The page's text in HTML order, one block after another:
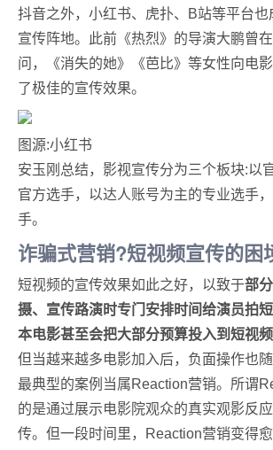
抖音之外，小红书、虎扑、B站等平台也
宣传阵地。此前《热烈》的导演大鹏曾
问，《消失的她》《芭比》等女性向电
了极佳的宣传效果。
图源:小红书
安玉刚总结，影视宣传分为三个板块:以
官方选手，以达人账号为主的专业选手
手。
诈骗式营销?短视频宣传的困
短视频的宣传效果如此之好，以致于部
摄、宣传路演时专门安排时间给演员拍
本电影甚至会把大部分预算投入到短视频
但当越来越多电影加入后，负面操作也随
最典型的案例当属Reaction营销。所谓
的是通过展示电影院观众的真实观影反
传。但一段时间里，Reaction营销变得